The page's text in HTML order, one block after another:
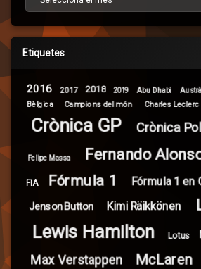
Etiquetes
2016 2017 2018 2019 Abu Dhabi
Bèlgica
Campions del món Charles Leclerc
Crònica GP Crònica
Felipe Massa Fernando
FIA Fórmula 1 Fórmula 1 en
Jenson Button Kimi Räikkönen
Lewis Hamilton Lotus
Max Verstappen McLaren